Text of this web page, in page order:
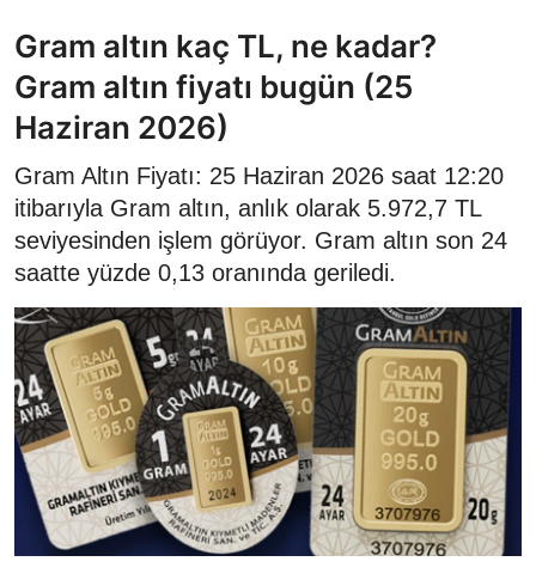
Gram altın kaç TL, ne kadar?
Gram altın fiyatı bugün (25
Haziran 2026)
Gram Altın Fiyatı: 25 Haziran 2026 saat 12:20
itibarıyla Gram altın, anlık olarak 5.972,7 TL
seviyesinden işlem görüyor. Gram altın son 24
saatte yüzde 0,13 oranında geriledi.